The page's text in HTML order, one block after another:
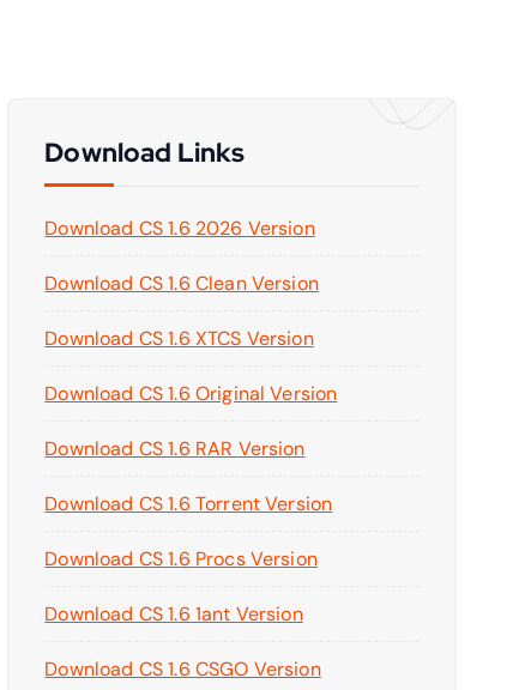
Download Links
Download CS 1.6 2026 Version
Download CS 1.6 Clean Version
Download CS 1.6 XTCS Version
Download CS 1.6 Original Version
Download CS 1.6 RAR Version
Download CS 1.6 Torrent Version
Download CS 1.6 Procs Version
Download CS 1.6 1ant Version
Download CS 1.6 CSGO Version